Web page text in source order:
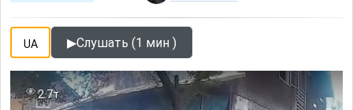
UA ▶Слушать (1 мин )
2.7т